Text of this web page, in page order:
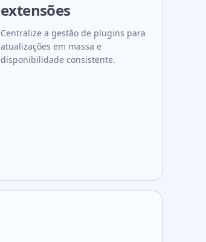
extensões
Centralize a gestão de plugins para
atualizações em massa e
disponibilidade consistente.